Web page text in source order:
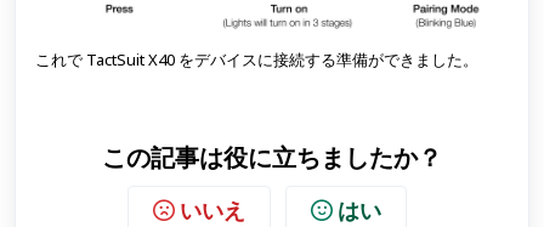
これで TactSuit X40 をデバイスに接続する準備ができました。
この記事は役に立ちましたか？
いいえ はい